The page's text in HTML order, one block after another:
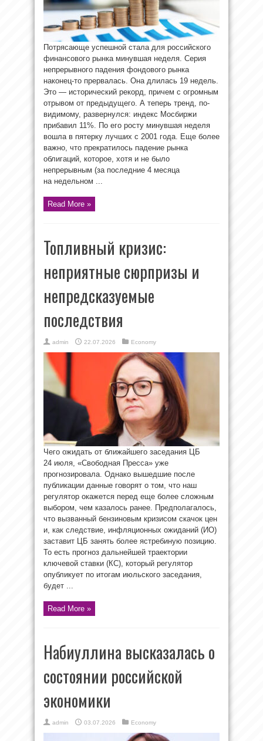
Потрясающе успешной стала для российского
финансового рынка минувшая неделя. Серия
непрерывного падения фондового рынка
наконец-то прервалась. Она длилась 19 недель.
Это — исторический рекорд, причем с огромным
отрывом от предыдущего. А теперь тренд, по-
видимому, развернулся: индекс Мосбиржи
прибавил 11%. По его росту минувшая неделя
вошла в пятерку лучших с 2001 года. Еще более
важно, что прекратилось падение рынка
облигаций, которое, хотя и не было
непрерывным (за последние 4 месяца
на недельном ...
Read More »
Топливный кризис:
неприятные сюрпризы и
непредсказуемые
последствия
admin 22.07.2026 Economy
Чего ожидать от ближайшего заседания ЦБ
24 июля, «Свободная Пресса» уже
прогнозировала. Однако вышедшие после
публикации данные говорят о том, что наш
регулятор окажется перед еще более сложным
выбором, чем казалось ранее. Предполагалось,
что вызванный бензиновым кризисом скачок цен
и, как следствие, инфляционных ожиданий (ИО)
заставит ЦБ занять более ястребиную позицию.
То есть прогноз дальнейшей траектории
ключевой ставки (КС), который регулятор
опубликует по итогам июльского заседания,
будет ...
Read More »
Набиуллина высказалась о
состоянии российской
экономики
admin 03.07.2026 Economy